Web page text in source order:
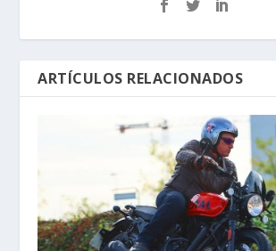
ARTÍCULOS RELACIONADOS